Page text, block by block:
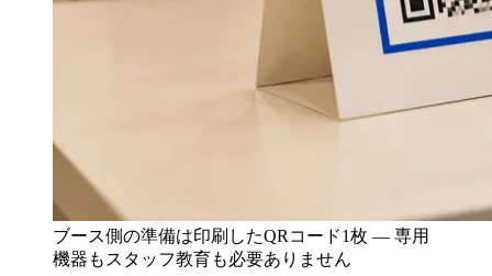
ブース側の準備は印刷したQRコード1枚 — 専用
機器もスタッフ教育も必要ありません